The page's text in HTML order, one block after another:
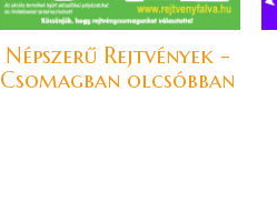
Népszerű Rejtvények -
Csomagban olcsóbban